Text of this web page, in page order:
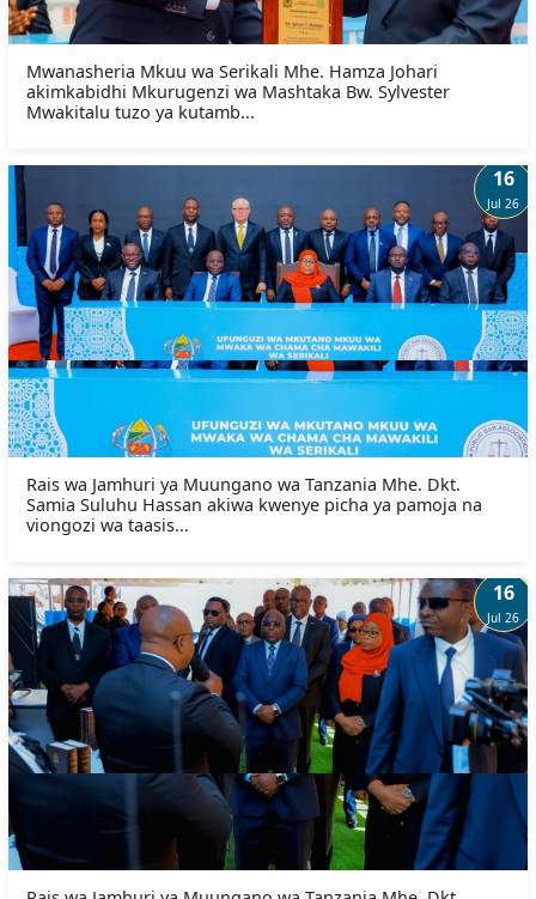
Mwanasheria Mkuu wa Serikali Mhe. Hamza Johari
akimkabidhi Mkurugenzi wa Mashtaka Bw. Sylvester
Mwakitalu tuzo ya kutamb...
16
Jul 26
Rais wa Jamhuri ya Muungano wa Tanzania Mhe. Dkt.
Samia Suluhu Hassan akiwa kwenye picha ya pamoja na
viongozi wa taasis...
16
Jul 26